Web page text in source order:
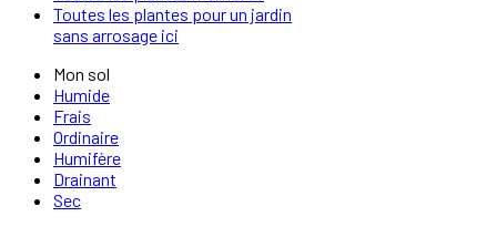
Toutes les plantes pour un jardin
sans arrosage ici
Mon sol
Humide
Frais
Ordinaire
Humifère
Drainant
Sec